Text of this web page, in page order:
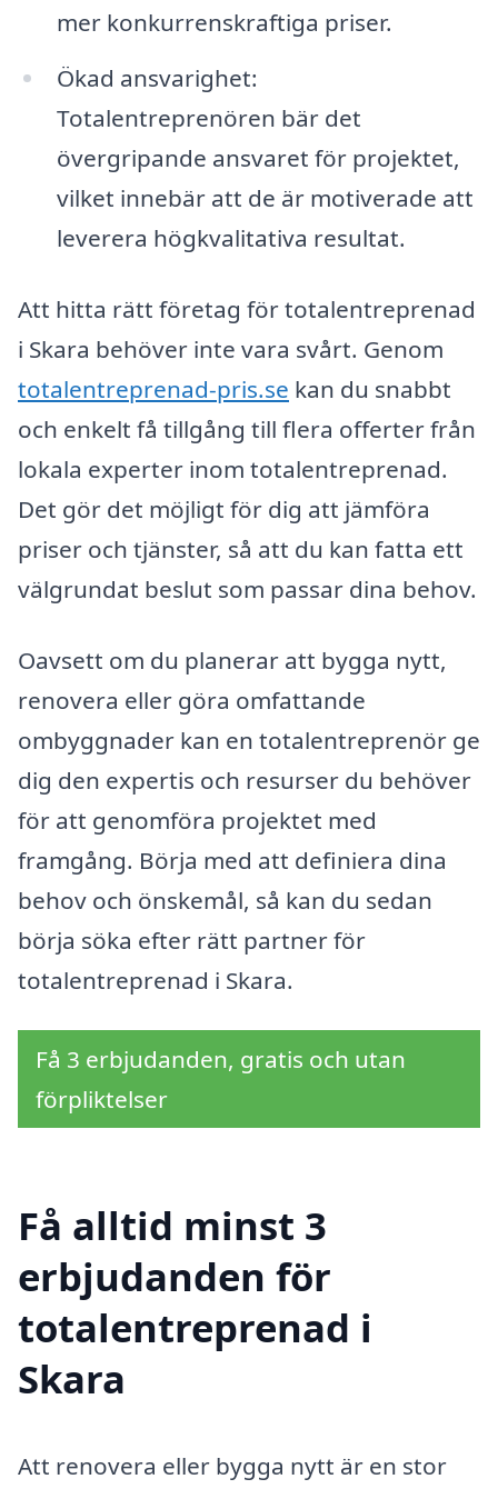
mer konkurrenskraftiga priser.
Ökad ansvarighet:
Totalentreprenören bär det
övergripande ansvaret för projektet,
vilket innebär att de är motiverade att
leverera högkvalitativa resultat.
Att hitta rätt företag för totalentreprenad
i Skara behöver inte vara svårt. Genom
totalentreprenad-pris.se kan du snabbt
och enkelt få tillgång till flera offerter från
lokala experter inom totalentreprenad.
Det gör det möjligt för dig att jämföra
priser och tjänster, så att du kan fatta ett
välgrundat beslut som passar dina behov.
Oavsett om du planerar att bygga nytt,
renovera eller göra omfattande
ombyggnader kan en totalentreprenör ge
dig den expertis och resurser du behöver
för att genomföra projektet med
framgång. Börja med att definiera dina
behov och önskemål, så kan du sedan
börja söka efter rätt partner för
totalentreprenad i Skara.
Få 3 erbjudanden, gratis och utan
förpliktelser
Få alltid minst 3
erbjudanden för
totalentreprenad i
Skara
Att renovera eller bygga nytt är en stor